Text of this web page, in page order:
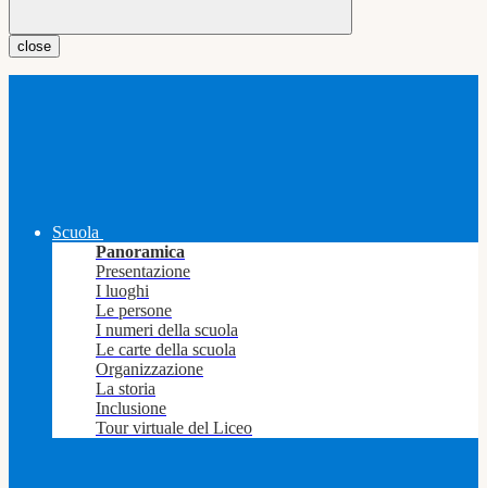
close
Scuola
Panoramica
Presentazione
I luoghi
Le persone
I numeri della scuola
Le carte della scuola
Organizzazione
La storia
Inclusione
Tour virtuale del Liceo